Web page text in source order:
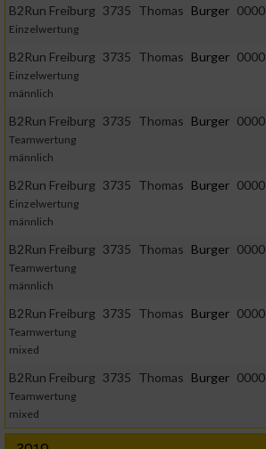
B2Run Freiburg
Einzelwertung
3735 Thomas Burger 0000
B2Run Freiburg
Einzelwertung
männlich
3735 Thomas Burger 0000
B2Run Freiburg
Teamwertung
männlich
3735 Thomas Burger 0000
B2Run Freiburg
Einzelwertung
männlich
3735 Thomas Burger 0000
B2Run Freiburg
Teamwertung
männlich
3735 Thomas Burger 0000
B2Run Freiburg
Teamwertung
mixed
3735 Thomas Burger 0000
B2Run Freiburg
Teamwertung
mixed
3735 Thomas Burger 0000